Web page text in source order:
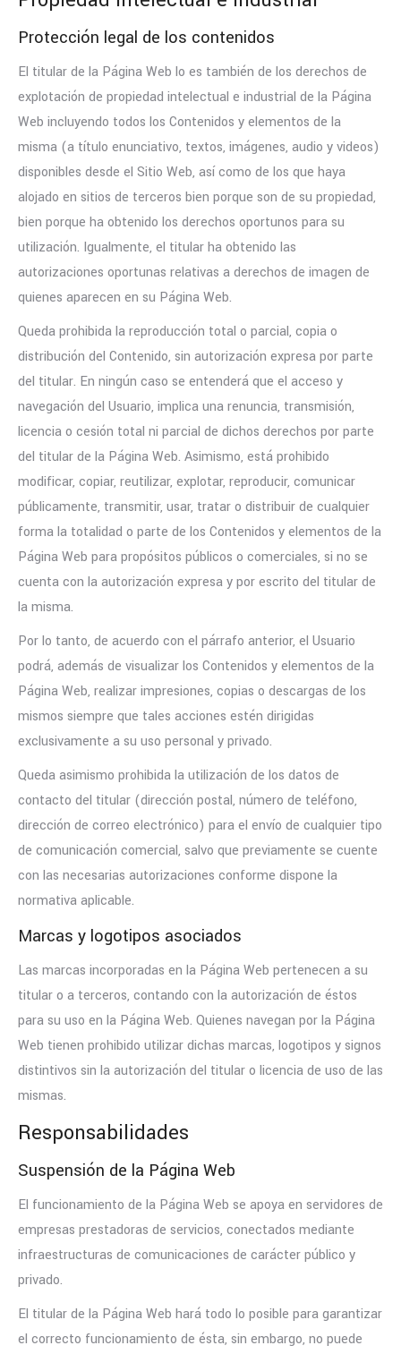
Protección legal de los contenidos
El titular de la Página Web lo es también de los derechos de
explotación de propiedad intelectual e industrial de la Página
Web incluyendo todos los Contenidos y elementos de la
misma (a título enunciativo, textos, imágenes, audio y videos)
disponibles desde el Sitio Web, así como de los que haya
alojado en sitios de terceros bien porque son de su propiedad,
bien porque ha obtenido los derechos oportunos para su
utilización. Igualmente, el titular ha obtenido las
autorizaciones oportunas relativas a derechos de imagen de
quienes aparecen en su Página Web.
Queda prohibida la reproducción total o parcial, copia o
distribución del Contenido, sin autorización expresa por parte
del titular. En ningún caso se entenderá que el acceso y
navegación del Usuario, implica una renuncia, transmisión,
licencia o cesión total ni parcial de dichos derechos por parte
del titular de la Página Web. Asimismo, está prohibido
modificar, copiar, reutilizar, explotar, reproducir, comunicar
públicamente, transmitir, usar, tratar o distribuir de cualquier
forma la totalidad o parte de los Contenidos y elementos de la
Página Web para propósitos públicos o comerciales, si no se
cuenta con la autorización expresa y por escrito del titular de
la misma.
Por lo tanto, de acuerdo con el párrafo anterior, el Usuario
podrá, además de visualizar los Contenidos y elementos de la
Página Web, realizar impresiones, copias o descargas de los
mismos siempre que tales acciones estén dirigidas
exclusivamente a su uso personal y privado.
Queda asimismo prohibida la utilización de los datos de
contacto del titular (dirección postal, número de teléfono,
dirección de correo electrónico) para el envío de cualquier tipo
de comunicación comercial, salvo que previamente se cuente
con las necesarias autorizaciones conforme dispone la
normativa aplicable.
Marcas y logotipos asociados
Las marcas incorporadas en la Página Web pertenecen a su
titular o a terceros, contando con la autorización de éstos
para su uso en la Página Web. Quienes navegan por la Página
Web tienen prohibido utilizar dichas marcas, logotipos y signos
distintivos sin la autorización del titular o licencia de uso de las
mismas.
Responsabilidades
Suspensión de la Página Web
El funcionamiento de la Página Web se apoya en servidores de
empresas prestadoras de servicios, conectados mediante
infraestructuras de comunicaciones de carácter público y
privado.
El titular de la Página Web hará todo lo posible para garantizar
el correcto funcionamiento de ésta, sin embargo, no puede